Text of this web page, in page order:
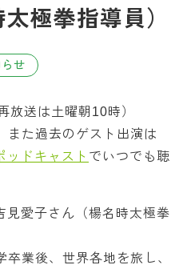
極拳指導員）
せ
放送は土曜朝10時）
また過去のゲスト出演は
ッドキャスト でいつでも聴
愛子さん（楊名時太極拳
業後、世界各地を旅し、